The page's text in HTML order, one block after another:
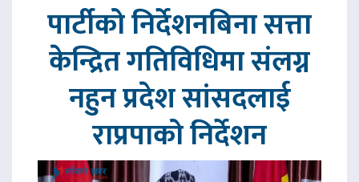
पार्टीको निर्देशनबिना सत्ता
केन्द्रित गतिविधिमा संलग्न
नहुन प्रदेश सांसदलाई
राप्रपाको निर्देशन